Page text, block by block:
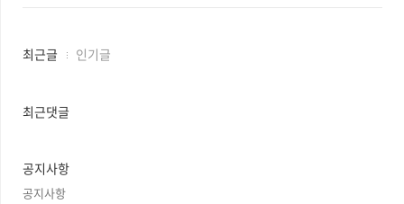
최
과
글
최근글 인기글
최근댓글
공지사항
공지사항